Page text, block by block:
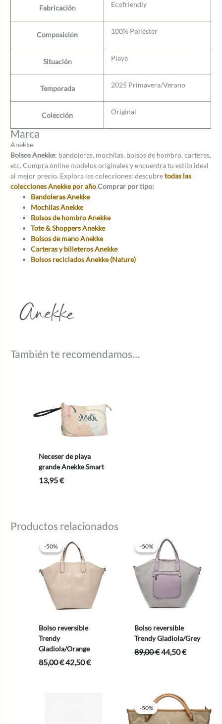
Fabricación Ecofriendly
Composición 100% Poliéster
Situación Playa
Temporada 2025 Primavera/Verano
Colección Original
Marca
Anekke
Bolsos Anekke: bandoleras, mochilas, bolsos de hombro, carteras,
etc. Compra online modelos originales y encuentra tu estilo ideal
al mejor precio. Explora las colecciones: descubretodas las
colecciones Anekke por año.Comprar por tipo:
Bandoleras Anekke
Mochilas Anekke
Bolsos de hombro Anekke
Tote & Shoppers Anekke
Bolsos de mano Anekke
Carteras y billeteros Anekke
Bolsos reciclados Anekke (Nature)
También te recomendamos…
Neceser de playa
grande Anekke Smart
13,95€
Productos relacionados
-50%
-50%
Bolso reversible
Trendy
Gladiola/Orange
85,00€El
42,50€El
-50%
-50%
Bolso reversible
Trendy Gladiola/Grey
89,00€El
89,00 €.
44,50€El
-50%
-50%